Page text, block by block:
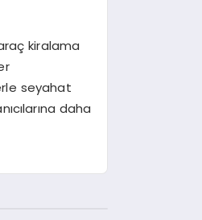
kiralama
seyahat
daha